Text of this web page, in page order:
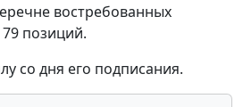
востребованных
позиций.
со дня его подписания.